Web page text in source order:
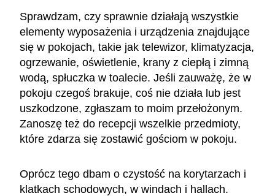
Sprawdzam, czy sprawnie działają wszystkie
elementy wyposażenia i urządzenia znajdujące
się w pokojach, takie jak telewizor, klimatyzacja,
ogrzewanie, oświetlenie, krany z ciepłą i zimną
wodą, spłuczka w toalecie. Jeśli zauważę, że w
pokoju czegoś brakuje, coś nie działa lub jest
uszkodzone, zgłaszam to moim przełożonym.
Zanoszę też do recepcji wszelkie przedmioty,
które zdarza się zostawić gościom w pokoju.
Oprócz tego dbam o czystość na korytarzach i
klatkach schodowych, w windach i hallach.